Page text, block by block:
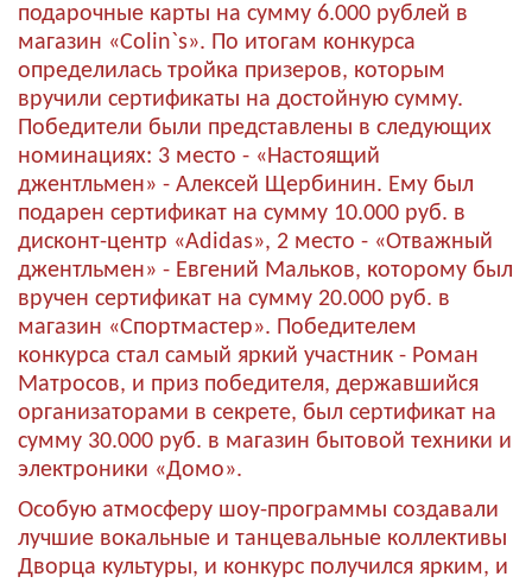
подарочные карты на сумму 6.000 рублей в
магазин «Colin`s». По итогам конкурса
определилась тройка призеров, которым
вручили сертификаты на достойную сумму.
Победители были представлены в следующих
номинациях: 3 место - «Настоящий
джентльмен» - Алексей Щербинин. Ему был
подарен сертификат на сумму 10.000 руб. в
дисконт-центр «Аdidas», 2 место - «Отважный
джентльмен» - Евгений Мальков, которому был
вручен сертификат на сумму 20.000 руб. в
магазин «Спортмастер». Победителем
конкурса стал самый яркий участник - Роман
Матросов, и приз победителя, державшийся
организаторами в секрете, был сертификат на
сумму 30.000 руб. в магазин бытовой техники и
электроники «Домо».
Особую атмосферу шоу-программы создавали
лучшие вокальные и танцевальные коллективы
Дворца культуры, и конкурс получился ярким, и